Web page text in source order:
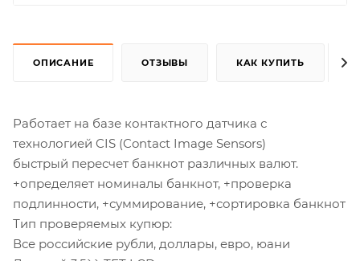
ОПИСАНИЕ ОТЗЫВЫ КАК КУПИТЬ
Работает на базе контактного датчика с
технологией CIS (Contact Image Sensors)
быстрый пересчет банкнот различных валют.
+определяет номиналы банкнот, +проверка
подлинности, +суммирование, +сортировка банкнот
Тип проверяемых купюр:
Все российские рубли, доллары, евро, юани